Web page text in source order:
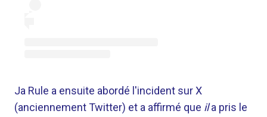
Ja Rule a ensuite abordé l'incident sur X
(anciennement Twitter) et a affirmé que ila pris le